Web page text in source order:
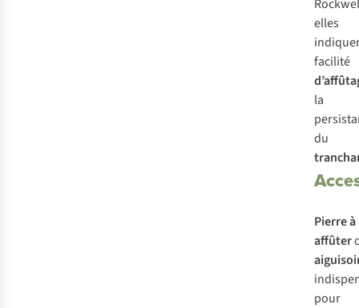
elles
facilité
la
du
Pierre à
affûter
pour